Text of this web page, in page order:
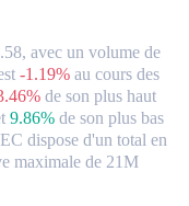
avec un volume de
-1.19% au cours des
de son plus haut
9.86% de son plus bas
dispose d'un total en
maximale de 21M